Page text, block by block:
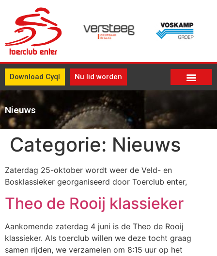
Download Cyql Nu lid worden
Nieuws
Categorie: Nieuws
Zaterdag 25-oktober wordt weer de Veld- en
Bosklassieker georganiseerd door Toerclub enter,
Theo de Rooij klassieker
Aankomende zaterdag 4 juni is de Theo de Rooij
klassieker. Als toerclub willen we deze tocht graag
samen rijden, we verzamelen om 8:15 uur op het